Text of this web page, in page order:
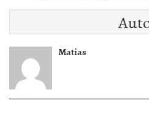
Matias